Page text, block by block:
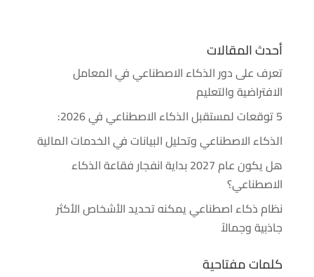
أحدث المقالات
تعرف على دور الذكاء الاصطناعي في المعامل
الافتراضية والتعليم
5 توقعات لمستقبل الذكاء الاصطناعي في 2026:
الذكاء الاصطناعي وتحليل البيانات في الخدمات المالية
هل يكون عام 2027 بداية انفجار فقاعة الذكاء
الاصطناعي؟
نظام ذكاء اصطناعي يمكنه تحديد الأشخاص الأكثر
جاذبية وجمالاً
كلمات مفتاحية